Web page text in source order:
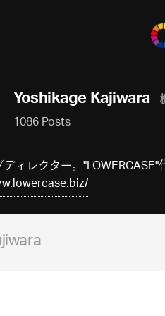
Yoshikage Kajiwara
1086 Posts
ィレクター。"LOWERCASE"